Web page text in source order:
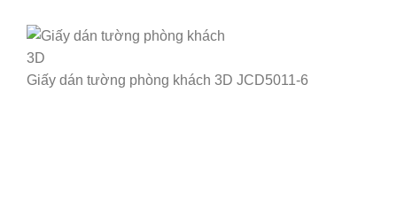
Giấy dán tường phòng khách 3D JCD5011-6